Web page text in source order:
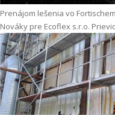
Prenájom lešenia vo
Nováky pre Ecoflex s.r.o.